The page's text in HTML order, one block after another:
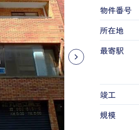
物件番号
所在地
最寄駅
竣工
規模